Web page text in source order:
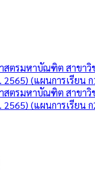
สตรมหาบัณฑิต สาขาวิ
(แผนการเรียน ก
สตรมหาบัณฑิต สาขาวิ
(แผนการเรียน ก